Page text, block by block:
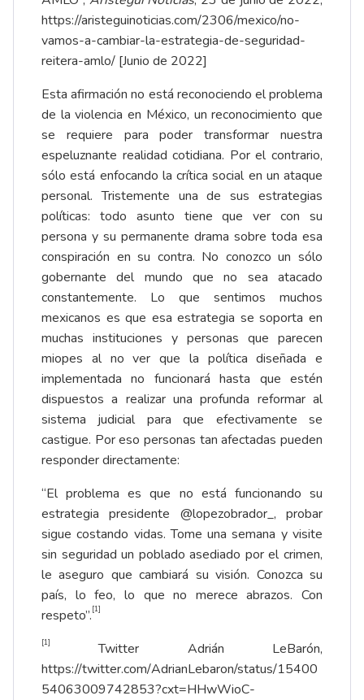
https://aristeguinoticias.com/2306/mexico/no-
vamos-a-cambiar-la-estrategia-de-seguridad-
reitera-amlo/ [Junio de 2022]
Esta afirmación no está reconociendo el problema
de la violencia en México, un reconocimiento que
se requiere para poder transformar nuestra
espeluznante realidad cotidiana. Por el contrario,
sólo está enfocando la crítica social en un ataque
personal. Tristemente una de sus estrategias
políticas: todo asunto tiene que ver con su
persona y su permanente drama sobre toda esa
conspiración en su contra. No conozco un sólo
gobernante del mundo que no sea atacado
constantemente. Lo que sentimos muchos
mexicanos es que esa estrategia se soporta en
muchas instituciones y personas que parecen
miopes al no ver que la política diseñada e
implementada no funcionará hasta que estén
dispuestos a realizar una profunda reformar al
sistema judicial para que efectivamente se
castigue. Por eso personas tan afectadas pueden
responder directamente:
“El problema es que no está funcionando su
estrategia presidente @lopezobrador_, probar
sigue costando vidas. Tome una semana y visite
sin seguridad un poblado asediado por el crimen,
le aseguro que cambiará su visión. Conozca su
país, lo feo, lo que no merece abrazos. Con
respeto”.[1]
[1]
Twitter Adrián LeBarón,
https://twitter.com/AdrianLebaron/status/15400
54063009742853?cxt=HHwWioC-